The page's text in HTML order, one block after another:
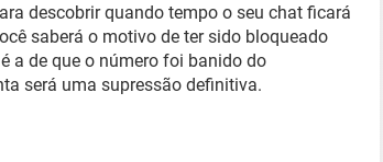
descobrir quando tempo o seu chat ficará
saberá o motivo de ter sido bloqueado
a de que o número foi banido do
será uma supressão definitiva.